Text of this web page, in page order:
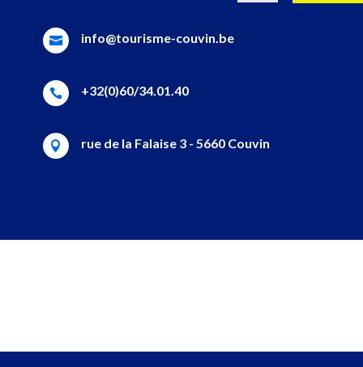
 info@tourisme-couvin.be
 +32(0)60/34.01.40
 rue de la Falaise 3 - 5660 Couvin